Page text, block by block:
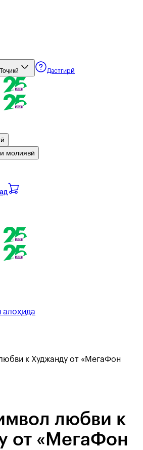
Тоҷикӣ Дастгирӣ
молиявӣ
алоҳида
к Худжанду от «МегаФон
любви к
от «МегаФон